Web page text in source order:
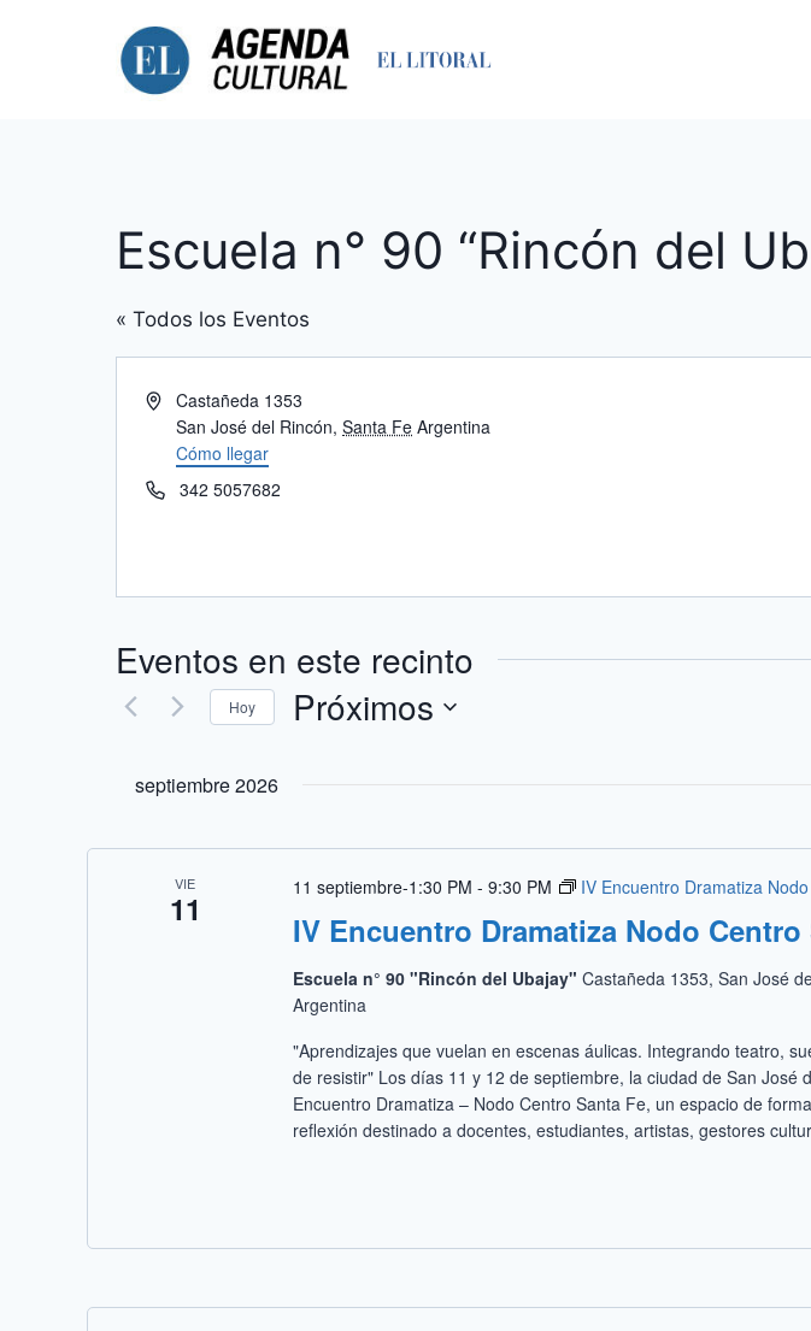
Escuela n° 90 “Rincón del
« Todos los Eventos
Dirección
Castañeda 1353
San José del Rincón, Santa Fe Argentina
Cómo llegar
Teléfono342 5057682
Eventos en este recinto
Hoy Próximos
septiembre 2026
VIE
11
IV Encuentro Dramatiza Nodo Centro
11 septiembre-1:30 PM - 9:30 PM IV Encuentro Dramatiza
Escuela n° 90 "Rincón del Ubajay" Castañeda 1353, San José
Argentina
"Aprendizajes que vuelan en escenas áulicas. Integrando teatro,
de resistir" Los días 11 y 12 de septiembre, la ciudad de San José
Encuentro Dramatiza – Nodo Centro Santa Fe, un espacio de
reflexión destinado a docentes, estudiantes, artistas, gestores